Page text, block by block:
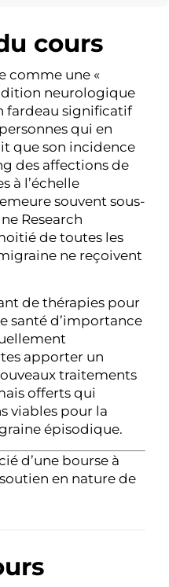
cours
comme une «
neurologique
fardeau significatif
qui en
que son incidence
des affections de
à l’échelle
souvent sous-
Research
de toutes les
ne reçoivent
de thérapies pour
santé d’importance
apporter un
traitements
offerts qui
viables pour la
épisodique.
d’une bourse à
en nature de